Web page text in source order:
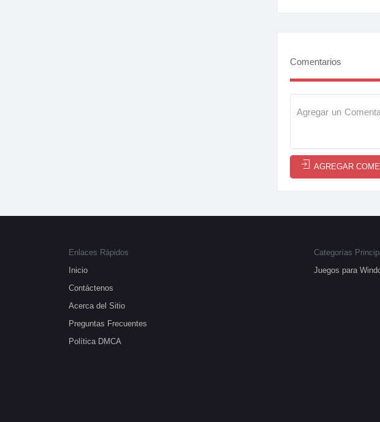
Comentarios
AGREGAR
Enlaces Rápidos
Inicio
Contáctenos
Acerca del Sitio
Preguntas Frecuentes
Política DMCA
Categorías
Juegos para